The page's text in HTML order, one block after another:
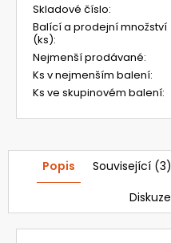
Skladové číslo:
Balící a prodejní množství
(ks):
Nejmenší prodávané:
Ks v nejmenším balení:
Ks ve skupinovém balení:
Popis Související (3)
Diskuze